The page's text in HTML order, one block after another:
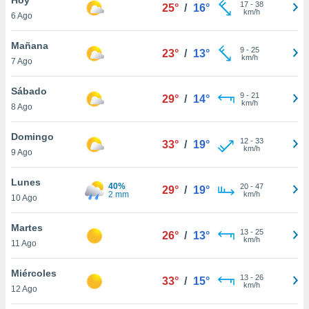
en
más
nuestra
de
cookies
aceptar
6 Ago
25° / 16° 17- 38
km/h
Mañana
7 Ago
23° / 13° 9- 25
km/h
Sábado
8 Ago
29° / 14° 9- 21
km/h
Domingo
9 Ago
33° / 19° 12- 33
km/h
Lunes
10 Ago
40%
2 mm
29° / 19° 20- 47
km/h
Martes
11 Ago
26° / 13° 13- 25
km/h
Miércoles
12 Ago
33° / 15° 13- 26
km/h